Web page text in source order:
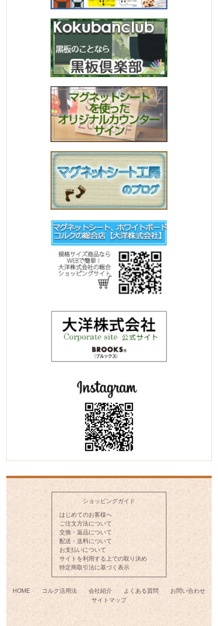
ショッピングガイド
はじめてのお客様へ
ご注文方法について
交換・返品について
配送・送料について
お支払いについて
サイトを利用する上での取り決め
特定商取引法に基づく表示
HOME コルク活用法 会社紹介 よくある質問
お問い合わせ
サイトマップ